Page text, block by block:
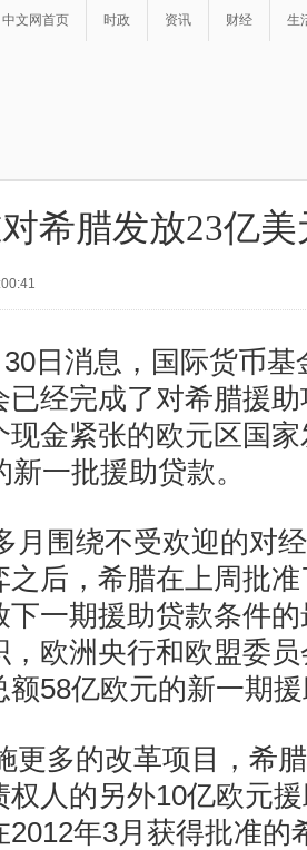
中文网首页 时政 资讯 财经 生
希腊发放23亿
日消息，国际货币
已经完成了对希腊援
现金紧张的欧元区国
新一批援助贷款。
月围绕不受欢迎的对
之后，希腊在上周批
下一期援助贷款条件
，欧洲央行和欧盟委
额58亿欧元的新一期
更多的改革项目，希
权人的另外10亿欧元
年3月获得批准的